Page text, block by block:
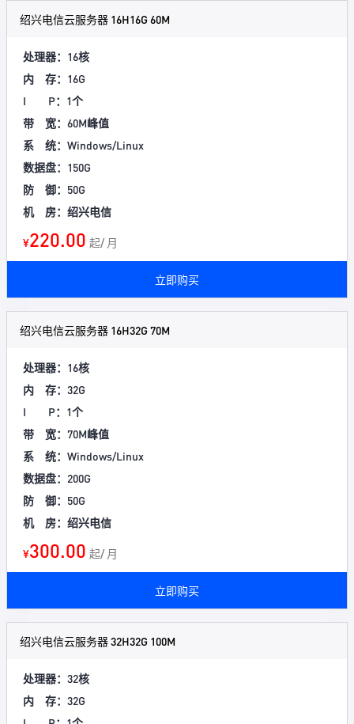
绍兴电信云服务器 16H16G 60M
处理器：16核
内 存：16G
I P：1个
带 宽：60M峰值
系 统：Windows/Linux
数据盘：150G
防 御：50G
机 房：绍兴电信
¥220.00 起/ 月
立即购买
绍兴电信云服务器 16H32G 70M
处理器：16核
内 存：32G
I P：1个
带 宽：70M峰值
系 统：Windows/Linux
数据盘：200G
防 御：50G
机 房：绍兴电信
¥300.00 起/ 月
立即购买
绍兴电信云服务器 32H32G 100M
处理器：32核
内 存：32G